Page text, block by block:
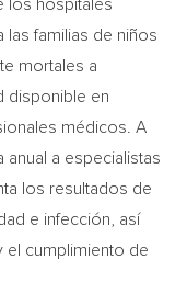
los hospitales
las familias de niños
mortales a
disponible en
médicos. A
a especialistas
los resultados de
e infección, así
cumplimiento de